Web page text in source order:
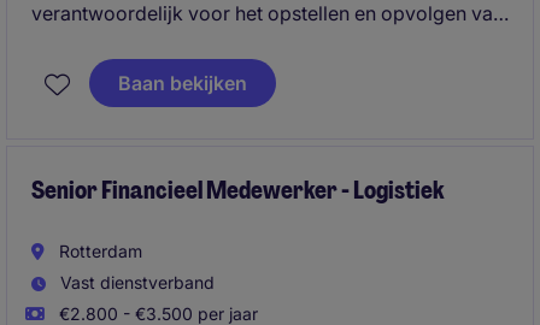
verantwoordelijk voor het opstellen en opvolgen van
als exportzendingen. Je onderhandelt met carriers,
co-loaders en transportpartners om de beste
en het versterken van klantrelaties.
Baan bekijken
Senior Financieel Medewerker - Logistiek
Rotterdam
Vast dienstverband
€2.800 - €3.500 per jaar